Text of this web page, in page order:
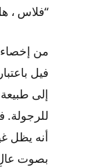
“فلاس ،
من إخصاء
فيل
إلى
للرجولة.
أنه يظل
بصوت